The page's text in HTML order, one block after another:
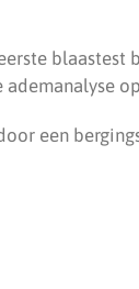
blaastest
een